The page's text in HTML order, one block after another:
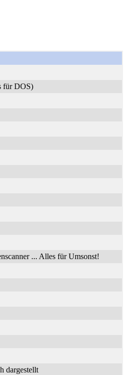
für DOS)
... Alles für Umsonst!
dargestellt